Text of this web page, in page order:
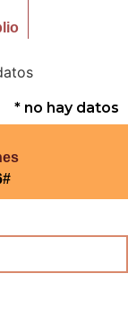
* no hay datos